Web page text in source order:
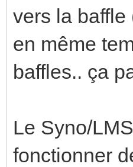
vers la
en même
baffles.. ça
Le Syno/
fonctionner